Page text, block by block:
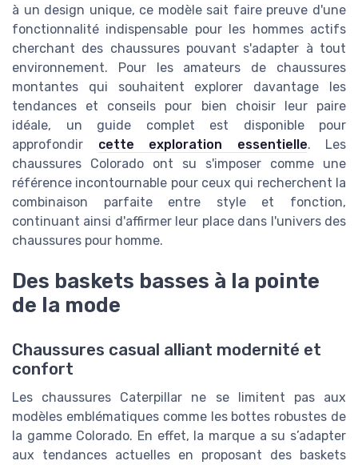
à un design unique, ce modèle sait faire preuve d'une
fonctionnalité indispensable pour les hommes actifs
cherchant des chaussures pouvant s'adapter à tout
environnement. Pour les amateurs de chaussures
montantes qui souhaitent explorer davantage les
tendances et conseils pour bien choisir leur paire
idéale, un guide complet est disponible pour
approfondir cette exploration essentielle. Les
chaussures Colorado ont su s'imposer comme une
référence incontournable pour ceux qui recherchent la
combinaison parfaite entre style et fonction,
continuant ainsi d'affirmer leur place dans l'univers des
chaussures pour homme.
Des baskets basses à la pointe
de la mode
Chaussures casual alliant modernité et
confort
Les chaussures Caterpillar ne se limitent pas aux
modèles emblématiques comme les bottes robustes de
la gamme Colorado. En effet, la marque a su s’adapter
aux tendances actuelles en proposant des baskets